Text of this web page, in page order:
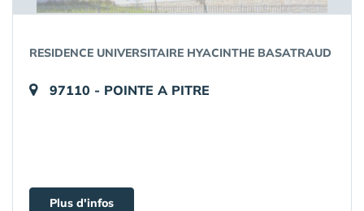
RESIDENCE UNIVERSITAIRE HYACINTHE BASATRAUD
97110 - POINTE A PITRE
Plus d'infos